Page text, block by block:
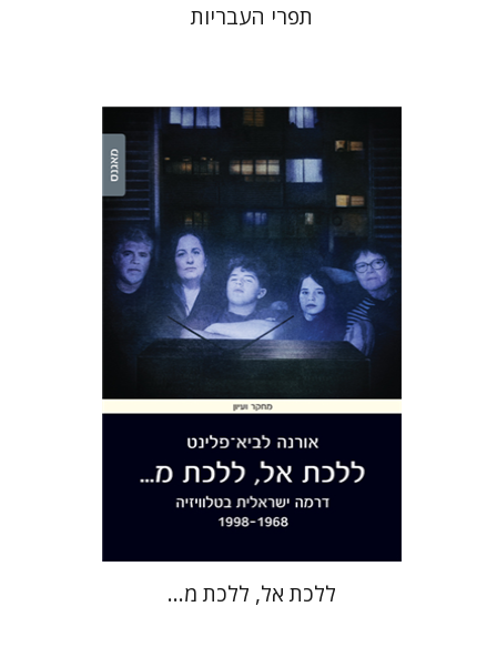
תפרי העבריות
אורנה לביא-פלינט
הנחת אתר ספר מודפס
$42
$38
ללכת אל, ללכת מ...